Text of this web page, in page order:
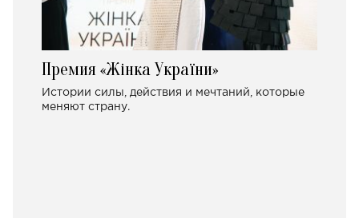
Премия «Жінка України»
Истории силы, действия и мечтаний, которые
меняют страну.